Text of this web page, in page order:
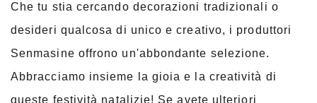
Che tu stia cercando decorazioni tradizionali o
desideri qualcosa di unico e creativo, i produttori
Senmasine offrono un'abbondante selezione.
Abbracciamo insieme la gioia e la creatività di
queste festività natalizie! Se avete ulteriori